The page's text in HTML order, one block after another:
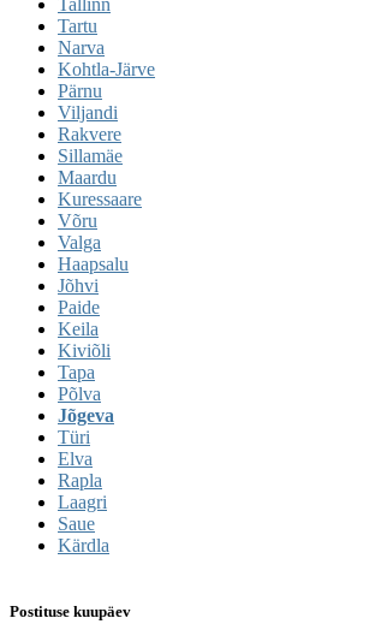
Tartu
Narva
Kohtla-Järve
Pärnu
Viljandi
Rakvere
Sillamäe
Maardu
Kuressaare
Võru
Valga
Haapsalu
Jõhvi
Paide
Keila
Kiviõli
Tapa
Põlva
Jõgeva
Türi
Elva
Rapla
Laagri
Saue
Kärdla
Postituse kuupäev